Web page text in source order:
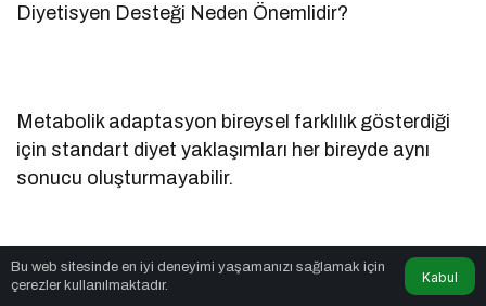
Diyetisyen Desteği Neden Önemlidir?
Metabolik adaptasyon bireysel farklılık gösterdiği
için standart diyet yaklaşımları her bireyde aynı
sonucu oluşturmayabilir.
Profesyonel beslenme desteği:
Bu web sitesinde en iyi deneyimi yaşamanızı sağlamak için
çerezler kullanılmaktadır.
Kabul